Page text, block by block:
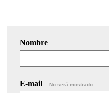
Nombre
E-mail No será mostrado.